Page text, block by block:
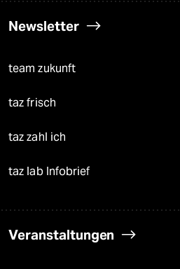
Newsletter
team zukunft
taz frisch
taz zahl ich
taz lab Infobrief
Veranstaltungen